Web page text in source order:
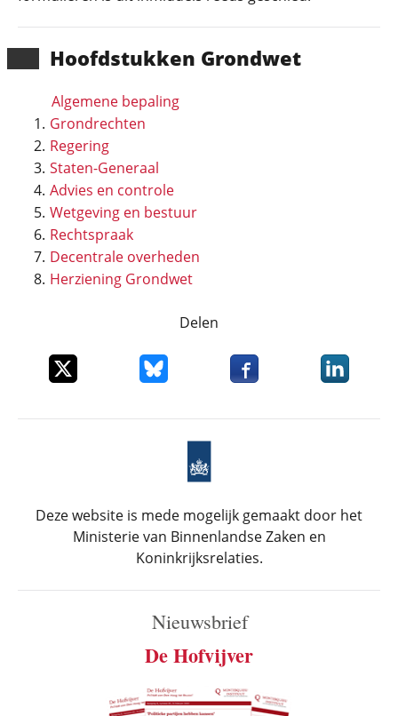
Hoofd­stukken Grondwet
Algemene bepaling
Grondrechten
Regering
Staten-Generaal
Advies en controle
Wetgeving en bestuur
Rechtspraak
Decentrale overheden
Herziening Grondwet
Delen
Deel dit item op XDeel dit item op Bluesky
Deel dit item opDeel dit
Deze website is mede mogelijk gemaakt door het
Ministerie van Binnenlandse Zaken en
Koninkrijksrelaties.
Nieuwsbrief
De Hofvijver